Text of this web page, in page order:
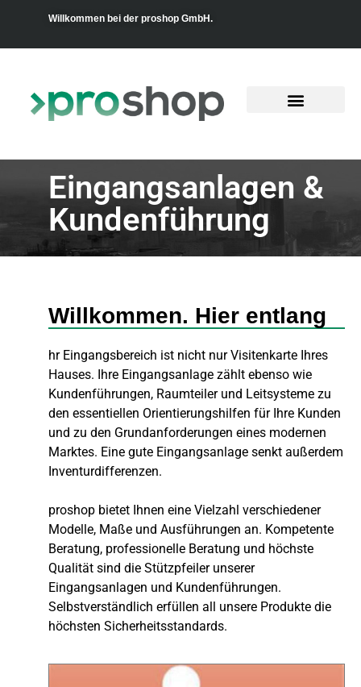
Willkommen bei der proshop GmbH.
Eingangsanlagen &
Kundenführung
Willkommen. Hier entlang
hr Eingangsbereich ist nicht nur Visitenkarte Ihres
Hauses. Ihre Eingangsanlage zählt ebenso wie
Kundenführungen, Raumteiler und Leitsysteme zu
den essentiellen Orientierungshilfen für Ihre Kunden
und zu den Grundanforderungen eines modernen
Marktes. Eine gute Eingangsanlage senkt außerdem
Inventurdifferenzen.
proshop bietet Ihnen eine Vielzahl verschiedener
Modelle, Maße und Ausführungen an. Kompetente
Beratung, professionelle Beratung und höchste
Qualität sind die Stützpfeiler unserer
Eingangsanlagen und Kundenführungen.
Selbstverständlich erfüllen all unsere Produkte die
höchsten Sicherheitsstandards.